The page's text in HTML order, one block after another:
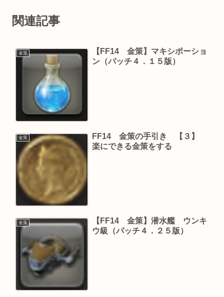
関連記事
金策
【FF14 金策】マキシポーショ
ン（パッチ４．１５版）
金策
FF14 金策の手引き 【３】
楽にできる金策をする
金策
【FF14 金策】潜水艦 ウンキ
ウ級（パッチ４．２５版）